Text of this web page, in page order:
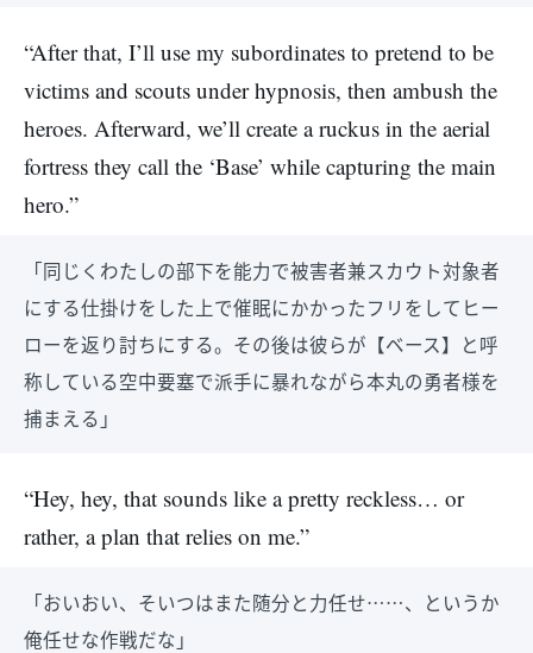
“After that, I’ll use my subordinates to pretend to be
victims and scouts under hypnosis, then ambush the
heroes. Afterward, we’ll create a ruckus in the aerial
fortress they call the ‘Base’ while capturing the main
hero.”
「同じくわたしの部下を能力で被害者兼スカウト対象者
にする仕掛けをした上で催眠にかかったフリをしてヒー
ローを返り討ちにする。その後は彼らが【ベース】と呼
称している空中要塞で派手に暴れながら本丸の勇者様を
捕まえる」
“Hey, hey, that sounds like a pretty reckless… or
rather, a plan that relies on me.”
「おいおい、そいつはまた随分と力任せ……、というか
俺任せな作戦だな」